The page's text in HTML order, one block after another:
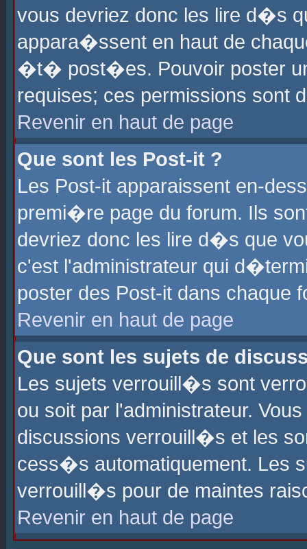
vous devriez donc les lire d�s
appara�ssent en haut de
�t� post�es. Pouvoir poster
requises; ces permissions sont
Revenir en haut de page
Que sont les Post-it ?
Les Post-it apparaissent en-
premi�re page du forum. Ils
devriez donc les lire d�s que
c'est l'administrateur qui
poster des Post-it dans chaque
Revenir en haut de page
Que sont les sujets de
Les sujets verrouill�s sont
ou soit par l'administrateur.
discussions verrouill�s et les
cess�s automatiquement. Les
verrouill�s pour de maintes
Revenir en haut de page